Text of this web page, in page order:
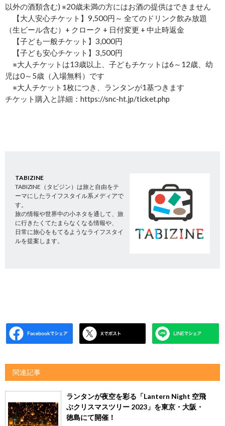
以外の酒類含む) ※20歳未満の方にはお酒の提供はできません
【大人安心チケット】9,500円～ 全てのドリンク飲み放題
（生ビール含む）+ クローク + 日付変更 + 中止時返金
【子ども一般チケット】3,000円
【子ども安心チケット】3,500円
※大人チケットは13歳以上、子どもチケットは6～12歳、幼
児は0～5歳（入場無料）です
※大人チケット1枚につき、ランタンが1基つきます
チケット購入と詳細：https://snc-ht.jp/ticket.php
TABIZINE
TABIZINE（タビジン）は旅と自由をテ
ーマにしたライフスタイル系メディアで
す。
旅の情報や世界中の小ネタを通して、旅
に行きたくてたまらなくなる情報や、
日常に旅心をもてるようなライフスタイ
ルを提案します。
関連記事
ランタンが夜空を彩る「Lantern Night 空飛
ぶクリスマスツリー 2023」を東京・大阪・
徳島にて開催！